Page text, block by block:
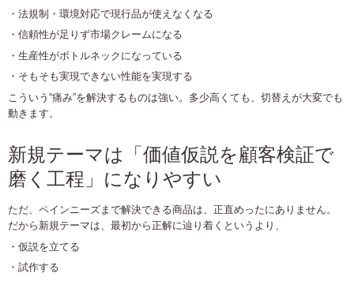
・法規制・環境対応で現行品が使えなくなる
・信頼性が足りず市場クレームになる
・生産性がボトルネックになっている
・そもそも実現できない性能を実現する
こういう“痛み”を解決するものは強い。多少高くても、切替えが大変でも
動きます。
新規テーマは「価値仮説を顧客検証で
磨く工程」になりやすい
ただ、ペインニーズまで解決できる商品は、正直めったにありません。
だから新規テーマは、最初から正解に辿り着くというより、
・仮説を立てる
・試作する